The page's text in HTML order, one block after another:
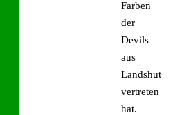
Farben
der
Devils
aus
Landshut
vertreten
hat.